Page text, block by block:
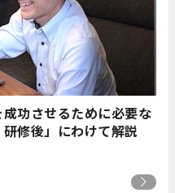
成功させるために必要な
修後」にわけて解説